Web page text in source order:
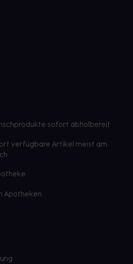
sofort abholbereit
verfügbare Artikel meist am
Apotheken